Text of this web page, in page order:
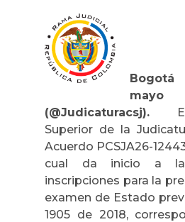
Bogotá
mayo
(@Judicaturacsj).
Superior de la
Acuerdo PCSJA26-
cual da inicio a
inscripciones para la
examen de Estado
1905 de 2018,